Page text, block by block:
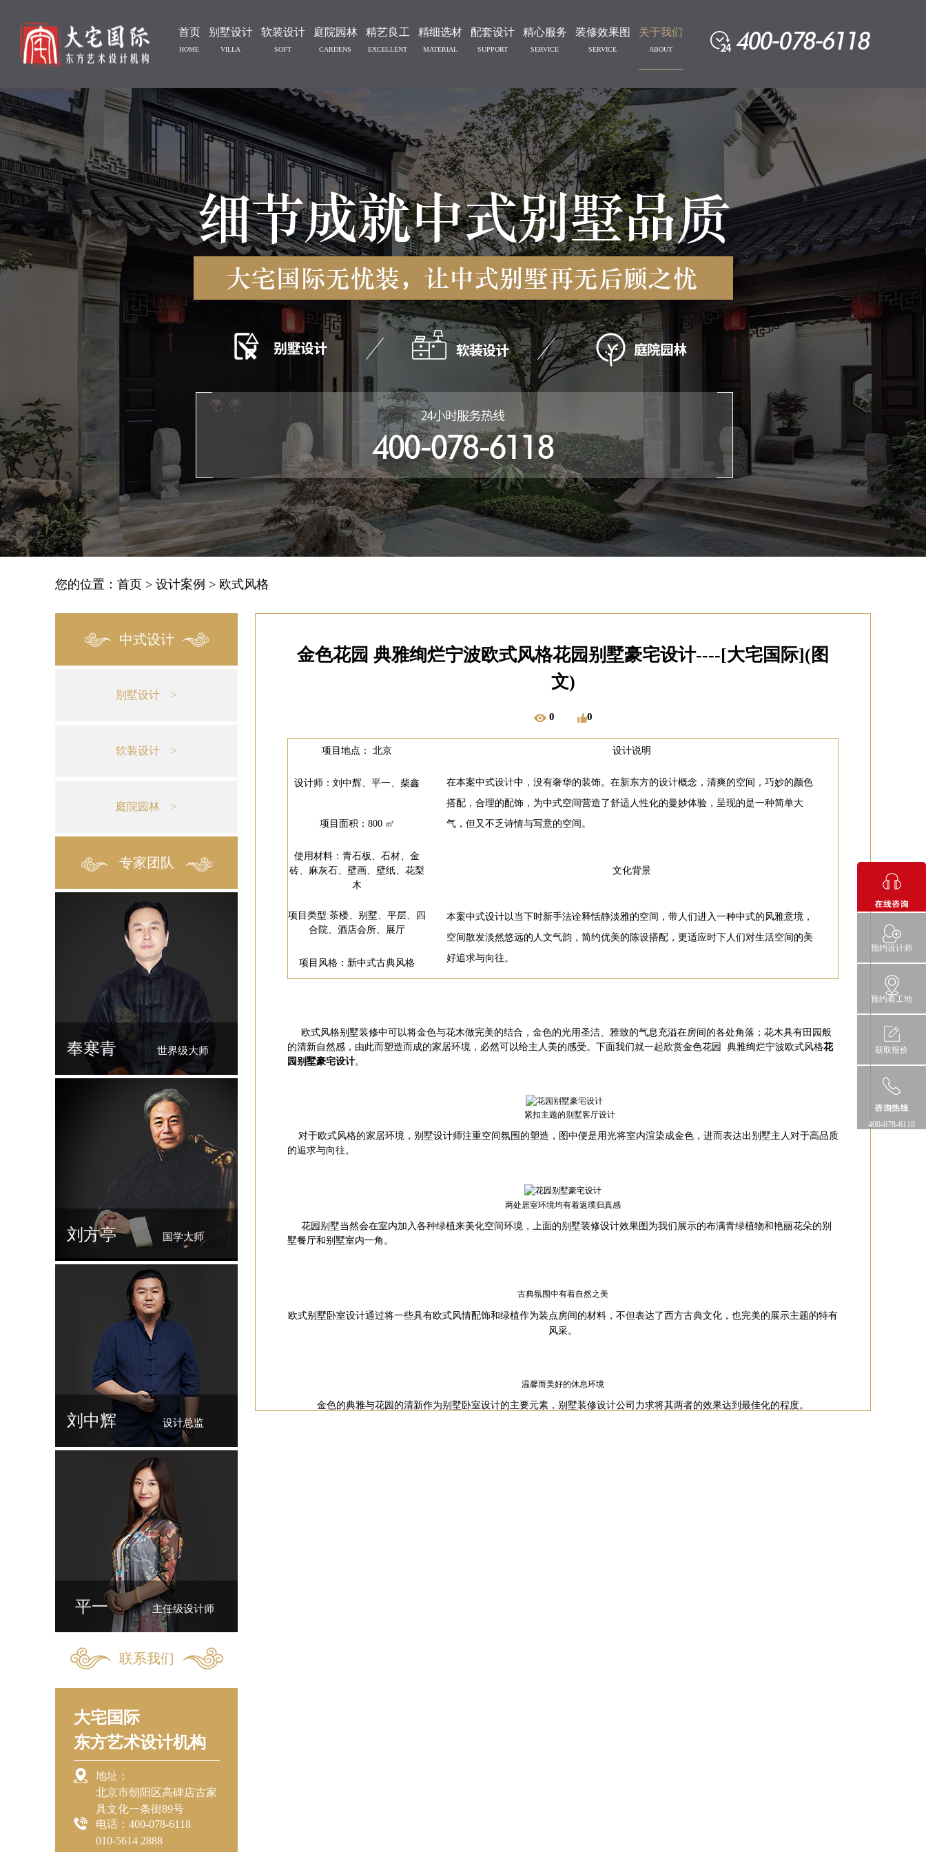
首页
HOME
别墅设计
VILLA
软装设计
SOFT
庭院园林
CARDENS
精艺良工
EXCELLENT
精细选材
MATERIAL
配套设计
SUPPORT
精心服务
SERVICE
装修效果图
SERVICE
关于我们
ABOUT
您的位置： 首页 > 设计案例 > 欧式风格
中式设计
别墅设计 >
软装设计 >
庭院园林 >
专家团队
奉寒青 世界级大师
刘方亭 国学大师
刘中辉 设计总监
平一 主任级设计师
联系我们
大宅国际
东方艺术设计机构
地址：
北京市朝阳区高碑店古家
具文化一条街89号
电话：400-078-6118
010-5614 2888
金色花园 典雅绚烂宁波欧式风格花园别墅豪宅设计----[大宅国际](图
文)
0 0
项目地点： 北京 设计说明
设计师：刘中辉、平一、柴鑫
在本案中式设计中，没有奢华的装饰。在新东方的设计概念，清爽的空间，巧妙的颜色
搭配，合理的配饰，为中式空间营造了舒适人性化的曼妙体验，呈现的是一种简单大
气，但又不乏诗情与写意的空间。
项目面积：800 ㎡
使用材料：青石板、石材、金
砖、麻灰石、壁画、壁纸、花梨
木
文化背景
项目类型:茶楼、别墅、平层、四
合院、酒店会所、展厅
本案中式设计以当下时新手法诠释恬静淡雅的空间，带人们进入一种中式的风雅意境，
空间散发淡然悠远的人文气韵，简约优美的陈设搭配，更适应时下人们对生活空间的美
好追求与向往。
项目风格：新中式古典风格
欧式风格别墅装修中可以将金色与花木做完美的结合，金色的光用圣洁、雅致的气息充溢在房间的各处角落；花木具有田园般
的清新自然感，由此而塑造而成的家居环境，必然可以给主人美的感受。下面我们就一起欣赏金色花园 典雅绚烂宁波欧式风格花
园别墅豪宅设计。
紧扣主题的别墅客厅设计
对于欧式风格的家居环境， 别墅设计师注重空间氛围的塑造，图中便是用光将室内渲染成金色，进而表达出别墅主人对于高品质
的追求与向往。
两处居室环境均有着返璞归真感
花园别墅当然会在室内加入各种绿植来美化空间环境，上面的别墅装修设计效果图 为我们展示的布满青绿植物和艳丽花朵的别
墅餐厅和别墅室内一角。
古典氛围中有着自然之美
欧式别墅卧室设计通过将一些具有欧式风情配饰和绿植作为装点房间的材料，不但表达了西方古典文化，也完美的展示主题的特有
风采。
温馨而美好的休息环境
金色的典雅与花园的清新作为别墅卧室设计的主要元素， 别墅装修设计公司 力求将其两者的效果达到最佳化的程度。
预约设计师
预约看工地
获取报价
400-078-6118